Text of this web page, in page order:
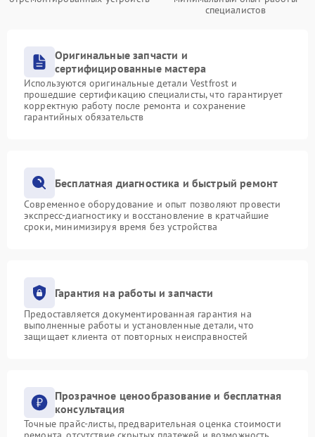
специалистов
Оригинальные запчасти и
сертифицированные мастера
Используются оригинальные детали Vestfrost и
прошедшие сертификацию специалисты, что гарантирует
корректную работу после ремонта и сохранение
гарантийных обязательств
Бесплатная диагностика и быстрый ремонт
Современное оборудование и опыт позволяют провести
экспресс-диагностику и восстановление в кратчайшие
сроки, минимизируя время без устройства
Гарантия на работы и запчасти
Предоставляется документированная гарантия на
выполненные работы и установленные детали, что
защищает клиента от повторных неисправностей
Прозрачное ценообразование и бесплатная
консультация
Точные прайс-листы, предварительная оценка стоимости